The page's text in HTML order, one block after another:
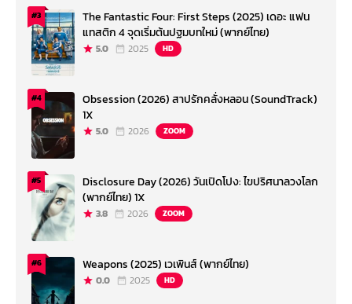
#3
The Fantastic Four: First Steps (2025) เดอะ แฟน
แทสติก 4 จุดเริ่มต้นปฐมบทใหม่ (พากย์ไทย)
5.0 2025 HD
#4
Obsession (2026) สาปรักคลั่งหลอน (SoundTrack)
1X
5.0 2026 ZOOM
#5
Disclosure Day (2026) วันเปิดโปง: ไขปริศนาลวงโลก
(พากย์ไทย) 1X
3.8 2026 ZOOM
#6 Weapons (2025) เวเพินส์ (พากย์ไทย)
0.0 2025 HD